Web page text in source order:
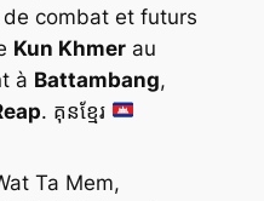
combat et futurs
Kun Khmerau
à Battambang,
. គុនខ្មែរ
Ta Mem,